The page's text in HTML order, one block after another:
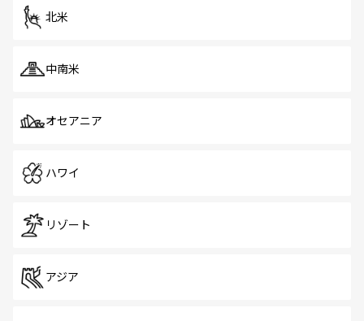
北米
中南米
オセアニア
ハワイ
リゾート
アジア